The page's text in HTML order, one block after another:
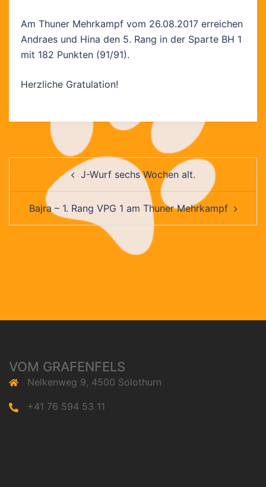
Am Thuner Mehrkampf vom 26.08.2017 erreichen
Andraes und Hina den 5. Rang in der Sparte BH 1
mit 182 Punkten (91/91).
Herzliche Gratulation!
Beitragsnavigation
J-Wurf sechs Wochen alt.
Bajra – 1. Rang VPG 1 am Thuner Mehrkampf
VOM GRAFENFELS
Nelkenweg 9, 4500 Solothurn
+41 76 594 53 11